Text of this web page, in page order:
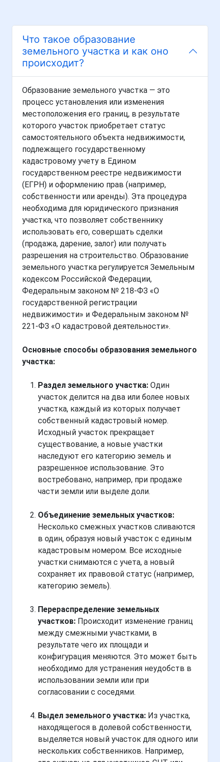
Что такое образование
земельного участка и как оно
происходит?
Образование земельного участка — это
процесс установления или изменения
местоположения его границ, в результате
которого участок приобретает статус
самостоятельного объекта недвижимости,
подлежащего государственному
кадастровому учету в Едином
государственном реестре недвижимости
(ЕГРН) и оформлению прав (например,
собственности или аренды). Эта процедура
необходима для юридического признания
участка, что позволяет собственнику
использовать его, совершать сделки
(продажа, дарение, залог) или получать
разрешения на строительство. Образование
земельного участка регулируется Земельным
кодексом Российской Федерации,
Федеральным законом № 218-ФЗ «О
государственной регистрации
недвижимости» и Федеральным законом №
221-ФЗ «О кадастровой деятельности».
Основные способы образования земельного
участка:
Раздел земельного участка: Один
участок делится на два или более новых
участка, каждый из которых получает
собственный кадастровый номер.
Исходный участок прекращает
существование, а новые участки
наследуют его категорию земель и
разрешенное использование. Это
востребовано, например, при продаже
части земли или выделе доли.
Объединение земельных участков:
Несколько смежных участков сливаются
в один, образуя новый участок с единым
кадастровым номером. Все исходные
участки снимаются с учета, а новый
сохраняет их правовой статус (например,
категорию земель).
Перераспределение земельных
участков: Происходит изменение границ
между смежными участками, в
результате чего их площади и
конфигурация меняются. Это может быть
необходимо для устранения неудобств в
использовании земли или при
согласовании с соседями.
Выдел земельного участка: Из участка,
находящегося в долевой собственности,
выделяется новый участок для одного или
нескольких собственников. Например,